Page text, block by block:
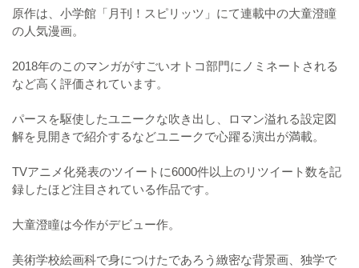
原作は、小学館「月刊！スピリッツ」にて連載中の大童澄瞳
の人気漫画。
2018年のこのマンガがすごいオトコ部門にノミネートされる
など高く評価されています。
パースを駆使したユニークな吹き出し、ロマン溢れる設定図
解を見開きで紹介するなどユニークで心躍る演出が満載。
TVアニメ化発表のツイートに6000件以上のリツイート数を記
録したほど注目されている作品です。
大童澄瞳は今作がデビュー作。
美術学校絵画科で身につけたであろう緻密な背景画、独学で